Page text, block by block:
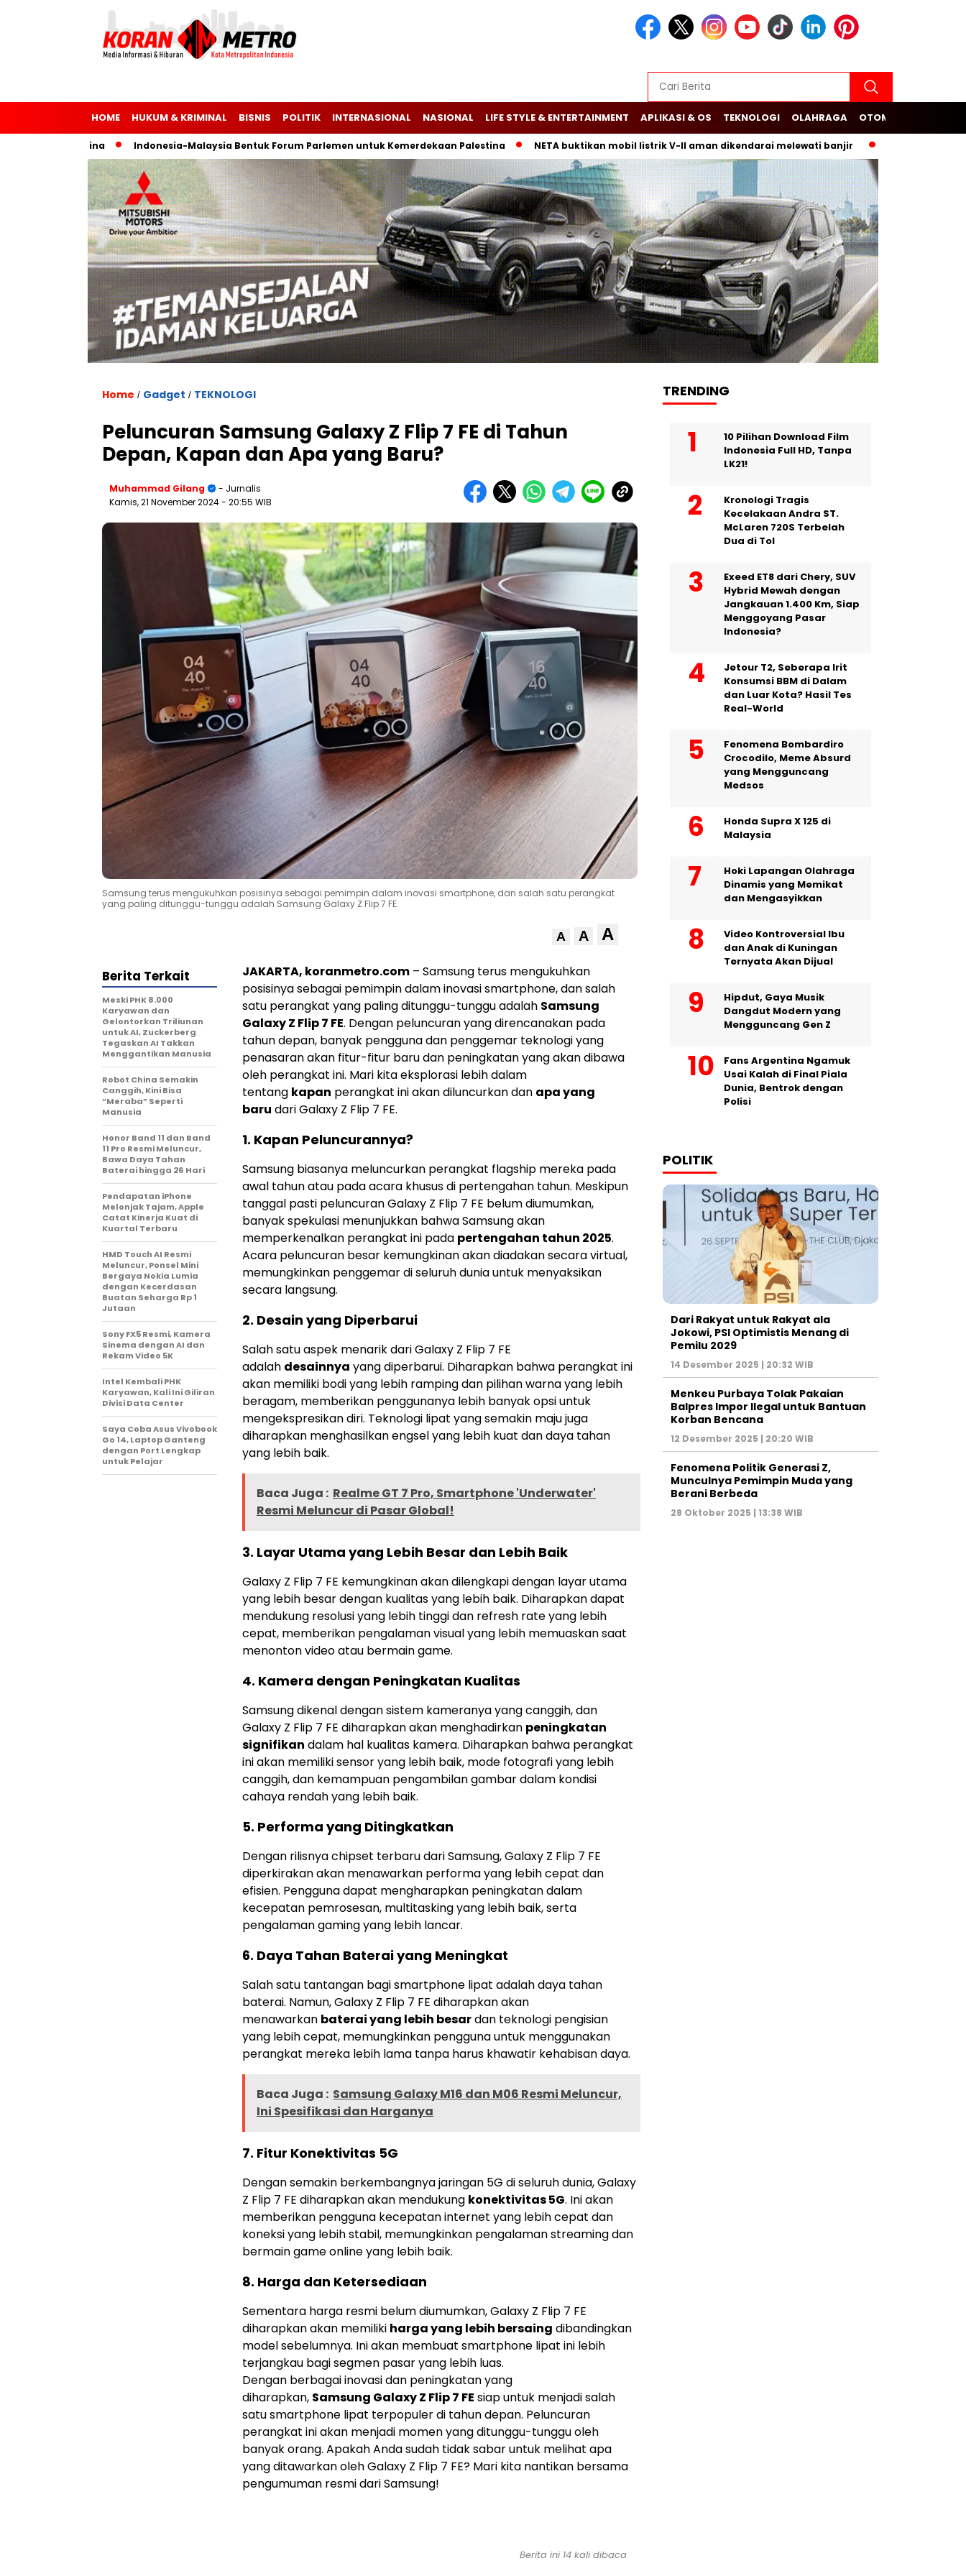
HOME HUKUM & KRIMINAL BISNIS POLITIK INTERNASIONAL NASIONAL LIFE STYLE & ENTERTAINMENT APLIKASI & OS TEKNOLOGI OLAHRAGA OTOMOTIF
Indonesia-Malaysia Bentuk Forum Parlemen untuk Kemerdekaan Palestina NETA buktikan mobil listrik V-II aman dikendarai melewati banjir Budi Arie Setiadi dan
Home / Gadget / TEKNOLOGI
Peluncuran Samsung Galaxy Z Flip 7 FE di Tahun
Depan, Kapan dan Apa yang Baru?
Muhammad Gilang
- Jurnalis
Kamis, 21 November 2024- 20:55 WIB
Samsung terus mengukuhkan posisinya sebagai pemimpin dalam inovasi smartphone, dan salah satu perangkat
yang paling ditunggu-tunggu adalah Samsung Galaxy Z Flip 7 FE.
A A A
JAKARTA, koranmetro.com – Samsung terus mengukuhkan
posisinya sebagai pemimpin dalam inovasi smartphone, dan salah
satu perangkat yang paling ditunggu-tunggu adalah Samsung
Galaxy Z Flip 7 FE. Dengan peluncuran yang direncanakan pada
tahun depan, banyak pengguna dan penggemar teknologi yang
penasaran akan fitur-fitur baru dan peningkatan yang akan dibawa
oleh perangkat ini. Mari kita eksplorasi lebih dalam
tentang kapan perangkat ini akan diluncurkan dan apa yang
baru dari Galaxy Z Flip 7 FE.
1. Kapan Peluncurannya?
Samsung biasanya meluncurkan perangkat flagship mereka pada
awal tahun atau pada acara khusus di pertengahan tahun. Meskipun
tanggal pasti peluncuran Galaxy Z Flip 7 FE belum diumumkan,
banyak spekulasi menunjukkan bahwa Samsung akan
memperkenalkan perangkat ini pada pertengahan tahun 2025.
Acara peluncuran besar kemungkinan akan diadakan secara virtual,
memungkinkan penggemar di seluruh dunia untuk menyaksikan
secara langsung.
2. Desain yang Diperbarui
Salah satu aspek menarik dari Galaxy Z Flip 7 FE
adalah desainnya yang diperbarui. Diharapkan bahwa perangkat ini
akan memiliki bodi yang lebih ramping dan pilihan warna yang lebih
beragam, memberikan penggunanya lebih banyak opsi untuk
mengekspresikan diri. Teknologi lipat yang semakin maju juga
diharapkan menghasilkan engsel yang lebih kuat dan daya tahan
yang lebih baik.
Baca Juga : Realme GT 7 Pro, Smartphone 'Underwater'
Resmi Meluncur di Pasar Global!
3. Layar Utama yang Lebih Besar dan Lebih Baik
Galaxy Z Flip 7 FE kemungkinan akan dilengkapi dengan layar utama
yang lebih besar dengan kualitas yang lebih baik. Diharapkan dapat
mendukung resolusi yang lebih tinggi dan refresh rate yang lebih
cepat, memberikan pengalaman visual yang lebih memuaskan saat
menonton video atau bermain game.
4. Kamera dengan Peningkatan Kualitas
Samsung dikenal dengan sistem kameranya yang canggih, dan
Galaxy Z Flip 7 FE diharapkan akan menghadirkan peningkatan
signifikan dalam hal kualitas kamera. Diharapkan bahwa perangkat
ini akan memiliki sensor yang lebih baik, mode fotografi yang lebih
canggih, dan kemampuan pengambilan gambar dalam kondisi
cahaya rendah yang lebih baik.
5. Performa yang Ditingkatkan
Dengan rilisnya chipset terbaru dari Samsung, Galaxy Z Flip 7 FE
diperkirakan akan menawarkan performa yang lebih cepat dan
efisien. Pengguna dapat mengharapkan peningkatan dalam
kecepatan pemrosesan, multitasking yang lebih baik, serta
pengalaman gaming yang lebih lancar.
6. Daya Tahan Baterai yang Meningkat
Salah satu tantangan bagi smartphone lipat adalah daya tahan
baterai. Namun, Galaxy Z Flip 7 FE diharapkan akan
menawarkan baterai yang lebih besardan teknologi pengisian
yang lebih cepat, memungkinkan pengguna untuk menggunakan
perangkat mereka lebih lama tanpa harus khawatir kehabisan daya.
Baca Juga : Samsung Galaxy M16 dan M06 Resmi Meluncur,
Ini Spesifikasi dan Harganya
7. Fitur Konektivitas 5G
Dengan semakin berkembangnya jaringan 5G di seluruh dunia, Galaxy
Z Flip 7 FE diharapkan akan mendukung konektivitas 5G. Ini akan
memberikan pengguna kecepatan internet yang lebih cepat dan
koneksi yang lebih stabil, memungkinkan pengalaman streaming dan
bermain game online yang lebih baik.
8. Harga dan Ketersediaan
Sementara harga resmi belum diumumkan, Galaxy Z Flip 7 FE
diharapkan akan memiliki harga yang lebih bersaing dibandingkan
model sebelumnya. Ini akan membuat smartphone lipat ini lebih
terjangkau bagi segmen pasar yang lebih luas.
Dengan berbagai inovasi dan peningkatan yang
diharapkan, Samsung Galaxy Z Flip 7 FE siap untuk menjadi salah
satu smartphone lipat terpopuler di tahun depan. Peluncuran
perangkat ini akan menjadi momen yang ditunggu-tunggu oleh
banyak orang. Apakah Anda sudah tidak sabar untuk melihat apa
yang ditawarkan oleh Galaxy Z Flip 7 FE? Mari kita nantikan bersama
pengumuman resmi dari Samsung!
Berita Terkait
Meski PHK 8.000
Karyawan dan
Gelontorkan Triliunan
untuk AI, Zuckerberg
Tegaskan AI Takkan
Menggantikan Manusia
Robot China Semakin
Canggih, Kini Bisa
“Meraba” Seperti
Manusia
Honor Band 11 dan Band
11 Pro Resmi Meluncur,
Bawa Daya Tahan
Baterai hingga 26 Hari
Pendapatan iPhone
Melonjak Tajam, Apple
Catat Kinerja Kuat di
Kuartal Terbaru
HMD Touch AI Resmi
Meluncur, Ponsel Mini
Bergaya Nokia Lumia
dengan Kecerdasan
Buatan Seharga Rp 1
Jutaan
Sony FX5 Resmi, Kamera
Sinema dengan AI dan
Rekam Video 5K
Intel Kembali PHK
Karyawan, Kali Ini Giliran
Divisi Data Center
Saya Coba Asus Vivobook
Go 14, Laptop Ganteng
dengan Port Lengkap
untuk Pelajar
Berita ini 14 kali dibaca
TRENDING
10 Pilihan Download Film
Indonesia Full HD, Tanpa
LK21!
Kronologi Tragis
Kecelakaan Andra ST.
McLaren 720S Terbelah
Dua di Tol
Exeed ET8 dari Chery, SUV
Hybrid Mewah dengan
Jangkauan 1.400 Km, Siap
Menggoyang Pasar
Indonesia?
Jetour T2, Seberapa Irit
Konsumsi BBM di Dalam
dan Luar Kota? Hasil Tes
Real-World
Fenomena Bombardiro
Crocodilo, Meme Absurd
yang Mengguncang
Medsos
Honda Supra X 125 di
Malaysia
Hoki Lapangan Olahraga
Dinamis yang Memikat
dan Mengasyikkan
Video Kontroversial Ibu
dan Anak di Kuningan
Ternyata Akan Dijual
Hipdut, Gaya Musik
Dangdut Modern yang
Mengguncang Gen Z
Fans Argentina Ngamuk
Usai Kalah di Final Piala
Dunia, Bentrok dengan
Polisi
POLITIK
Dari Rakyat untuk Rakyat ala
Jokowi, PSI Optimistis Menang di
Pemilu 2029
14 Desember 2025 | 20:32 WIB
Menkeu Purbaya Tolak Pakaian
Balpres Impor Ilegal untuk Bantuan
Korban Bencana
12 Desember 2025 | 20:20 WIB
Fenomena Politik Generasi Z,
Munculnya Pemimpin Muda yang
Berani Berbeda
28 Oktober 2025 | 13:38 WIB